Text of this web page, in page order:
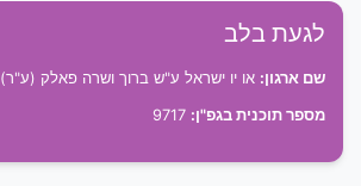
לגעת בלב
שם ארגון: או יו ישראל ע"ש ברוך ושרה פאלק (ע"ר)
מספר תוכנית בגפ"ן: